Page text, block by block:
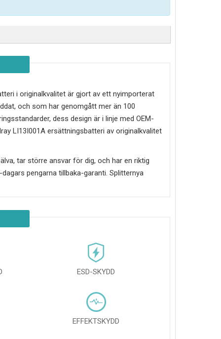
i originalkvalitet är gjort av ett nyimporterat
och som har genomgått mer än 100
dess design är i linje med OEM-
LI13I001A ersättningsbatteri av originalkvalitet
tar större ansvar för dig, och har en riktig
pengarna tillbaka-garanti. Splitternya
ESD-SKYDD
EFFEKTSKYDD